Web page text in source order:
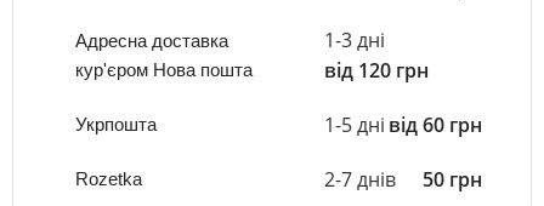
Адресна доставка
кур'єром Нова пошта
1-3 дні
від 120 грн
Укрпошта 1-5 дні від 60 грн
Rozetka 2-7 днів 50 грн